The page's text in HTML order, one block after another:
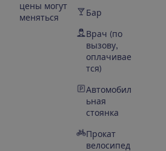
цены могут
меняться
Бар
Врач (по
вызову,
оплачивае
тся)
Автомобил
ьная
стоянка
Прокат
велосипед